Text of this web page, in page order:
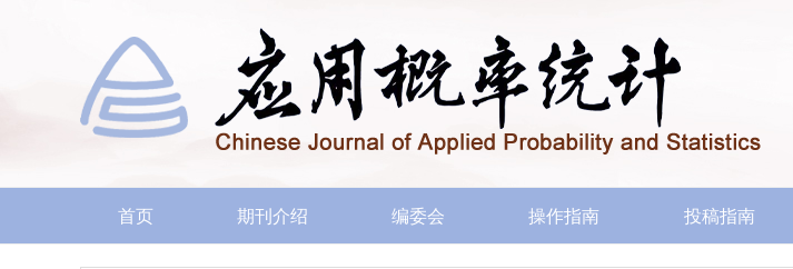
首页 期刊介绍 编委会 操作指南 投稿指南